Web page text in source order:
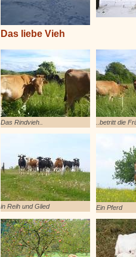
Das liebe Vieh
Das Rindvieh.. ..betritt die
in Reih und Glied Ein Pferd